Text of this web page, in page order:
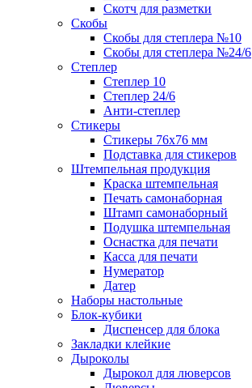
Скотч для разметки
Скобы
Скобы для степлера №10
Скобы для степлера №24/6
Степлер
Степлер 10
Степлер 24/6
Анти-степлер
Стикеры
Стикеры 76x76 мм
Подставка для стикеров
Штемпельная продукция
Краска штемпельная
Печать самонаборная
Штамп самонаборный
Подушка штемпельная
Оснастка для печати
Касса для печати
Нумератор
Датер
Наборы настольные
Блок-кубики
Диспенсер для блока
Закладки клейкие
Дыроколы
Дырокол для люверсов